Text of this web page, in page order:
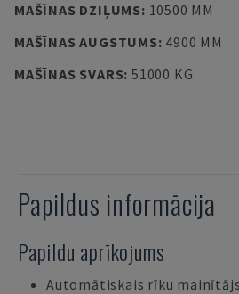
MAŠĪNAS DZIĻUMS: 10500 MM
MAŠĪNAS AUGSTUMS: 4900 MM
MAŠĪNAS SVARS: 51000 KG
Papildus informācija
Papildu aprīkojums
Automātiskais rīku